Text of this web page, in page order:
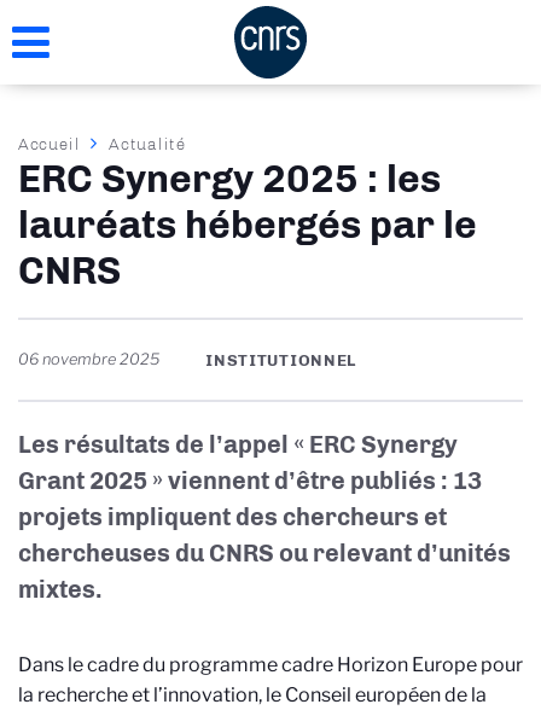
au
Fil
d'Ariane
Accueil Actualité
ERC Synergy 2025 : les
lauréats hébergés par le
CNRS
06 novembre 2025 INSTITUTIONNEL
Les résultats de l’appel « ERC Synergy
Grant 2025 » viennent d’être publiés : 13
projets impliquent des chercheurs et
chercheuses du CNRS ou relevant d’unités
mixtes.
Dans le cadre du programme cadre Horizon Europe pour
la recherche et l’innovation, le Conseil européen de la